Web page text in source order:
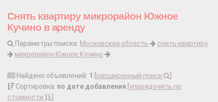
Снять квартиру микрорайон Южное
Кучино в аренду
Параметры поиска: Московская область
снять квартиру
микрорайон Южное Кучино
Найдено объявлений: 1 расширенный поиск
Сортировка: по дате добавления упорядочить по
стоимости